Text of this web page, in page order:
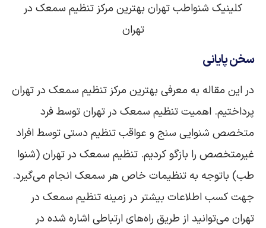
کلینیک شنواطب تهران بهترین مرکز تنظیم سمعک در
تهران
سخن پایانی
در این مقاله به معرفی بهترین مرکز تنظیم سمعک در تهران
پرداختیم. اهمیت تنظیم سمعک در تهران توسط فرد
متخصص شنوایی سنج و عواقب تنظیم دستی توسط افراد
غیرمتخصص را بازگو کردیم. تنظیم سمعک در تهران (شنوا
طب) باتوجه‌ به تنظیمات خاص هر سمعک انجام می‌گیرد.
جهت کسب اطلاعات بیشتر در زمینه تنظیم سمعک در
تهران می‌توانید از طریق راه‌های ارتباطی اشاره شده در